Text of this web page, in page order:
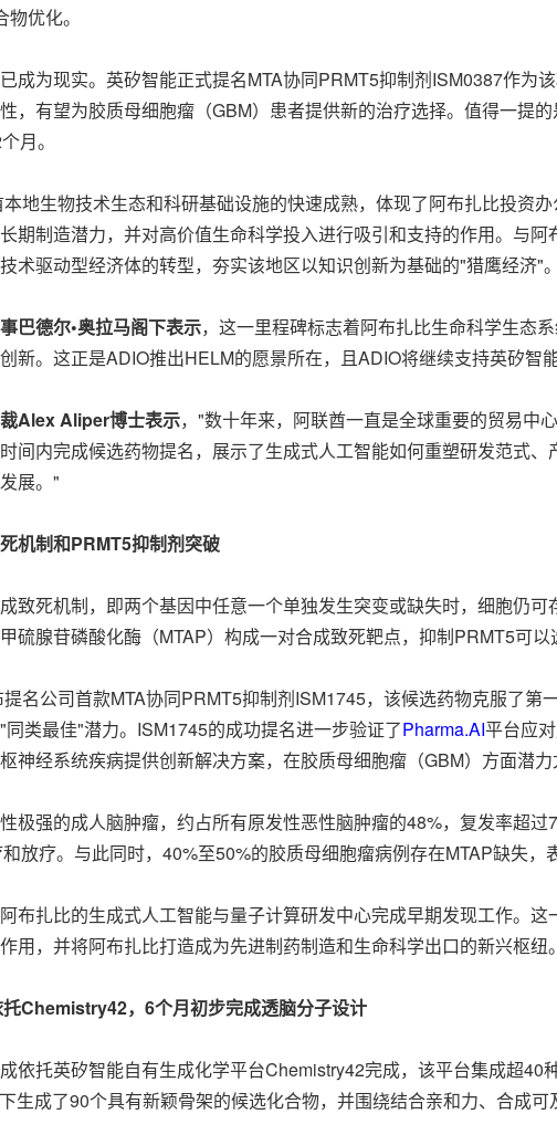
优化。
成为现实。英矽智能正式提名MTA协同PRMT5抑制剂ISM0387作为
，有望为胶质母细胞瘤（GBM）患者提供新的治疗选择。值得一提
月。
地生物技术生态和科研基础设施的快速成熟，体现了阿布扎比投资
期制造潜力，并对高价值生命科学投入进行吸引和支持的作用。与
术驱动型经济体的转型，夯实该地区以知识创新为基础的"猎鹰经济"。
巴德尔•奥拉马阁下表示，这一里程碑标志着阿布扎比生命科学生态
新。这正是ADIO推出HELM的愿景所在，且ADIO将继续支持英矽智
Alex Aliper博士表示，"数十年来，阿联酋一直是全球重要的贸易中
间内完成候选药物提名，展示了生成式人工智能如何重塑研发范式
展。"
机制和PRMT5抑制剂突破
致死机制，即两个基因中任意一个单独发生突变或缺失时，细胞仍
硫腺苷磷酸化酶（MTAP）构成一对合成致死靶点，抑制PRMT5可以
名公司首款MTA协同PRMT5抑制剂ISM1745，该候选药物克服了
类最佳"潜力。ISM1745的成功提名进一步验证了Pharma.AI平台应
神经系统疾病提供创新解决方案，在胶质母细胞瘤（GBM）方面潜力
极强的成人脑肿瘤，约占所有原发性恶性脑肿瘤的48%，复发率超
和放疗。与此同时，40%至50%的胶质母细胞瘤病例存在MTAP缺失，
布扎比的生成式人工智能与量子计算研发中心完成早期发现工作。
用，并将阿布扎比打造成为先进制药制造和生命科学出口的新兴枢纽。
Chemistry42，6个月初步完成透脑分子设计
依托英矽智能自有生成化学平台Chemistry42完成，该平台集成超
生成了90个具有新颖骨架的候选化合物，并围绕结合亲和力、合成可